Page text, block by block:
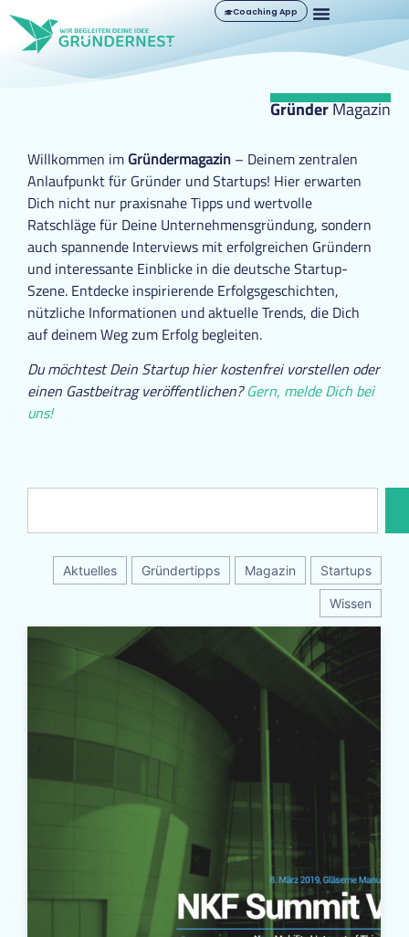
Coaching App
GründerMagazin
Willkommen im Gründermagazin – Deinem zentralen
Anlaufpunkt für Gründer und Startups! Hier erwarten
Dich nicht nur praxisnahe Tipps und wertvolle
Ratschläge für Deine Unternehmensgründung, sondern
auch spannende Interviews mit erfolgreichen Gründern
und interessante Einblicke in die deutsche Startup-
Szene. Entdecke inspirierende Erfolgsgeschichten,
nützliche Informationen und aktuelle Trends, die Dich
auf deinem Weg zum Erfolg begleiten.
Du möchtest Dein Startup hier kostenfrei vorstellen oder
einen Gastbeitrag veröffentlichen?Gern, melde Dich bei
uns!
Aktuelles Gründertipps Magazin Startups
Wissen